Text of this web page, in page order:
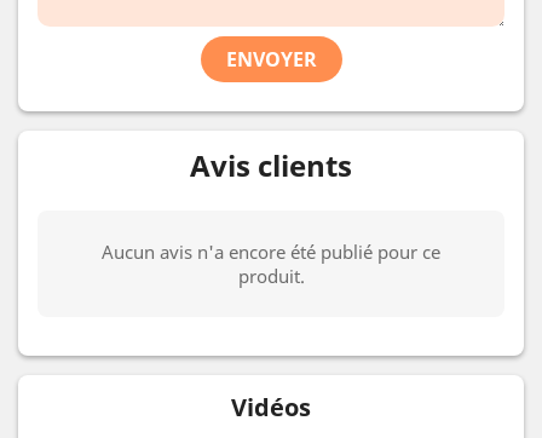
ENVOYER
Avis clients
Aucun avis n'a encore été publié pour ce
produit.
Vidéos